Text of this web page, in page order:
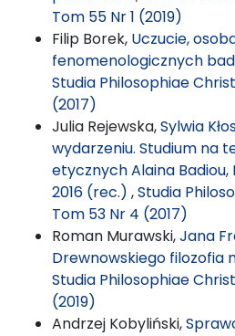
Tom 55 Nr 1 (2019)
Filip Borek, Uczucie,
fenomenologicznych
Studia Philosophiae
(2017)
Julia Rejewska,Sylwia
wydarzeniu. Studium na
etycznych Alaina Badiou,
2016 (rec.) ,Studia
Tom 53 Nr 4 (2017)
Roman Murawski,Jana
Drewnowskiego filozofia
Studia Philosophiae
(2019)
Andrzej Kobyliński,